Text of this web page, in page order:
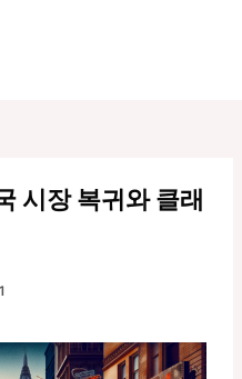
시장 복귀와 클래